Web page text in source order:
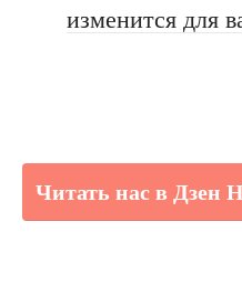
изменится для
Читать нас в Дзен